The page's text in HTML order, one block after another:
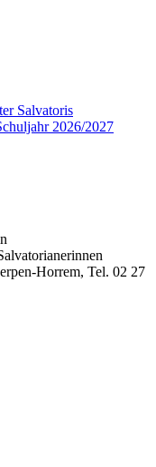
Salvatoris
2026/2027
Horrem, Tel. 02 27